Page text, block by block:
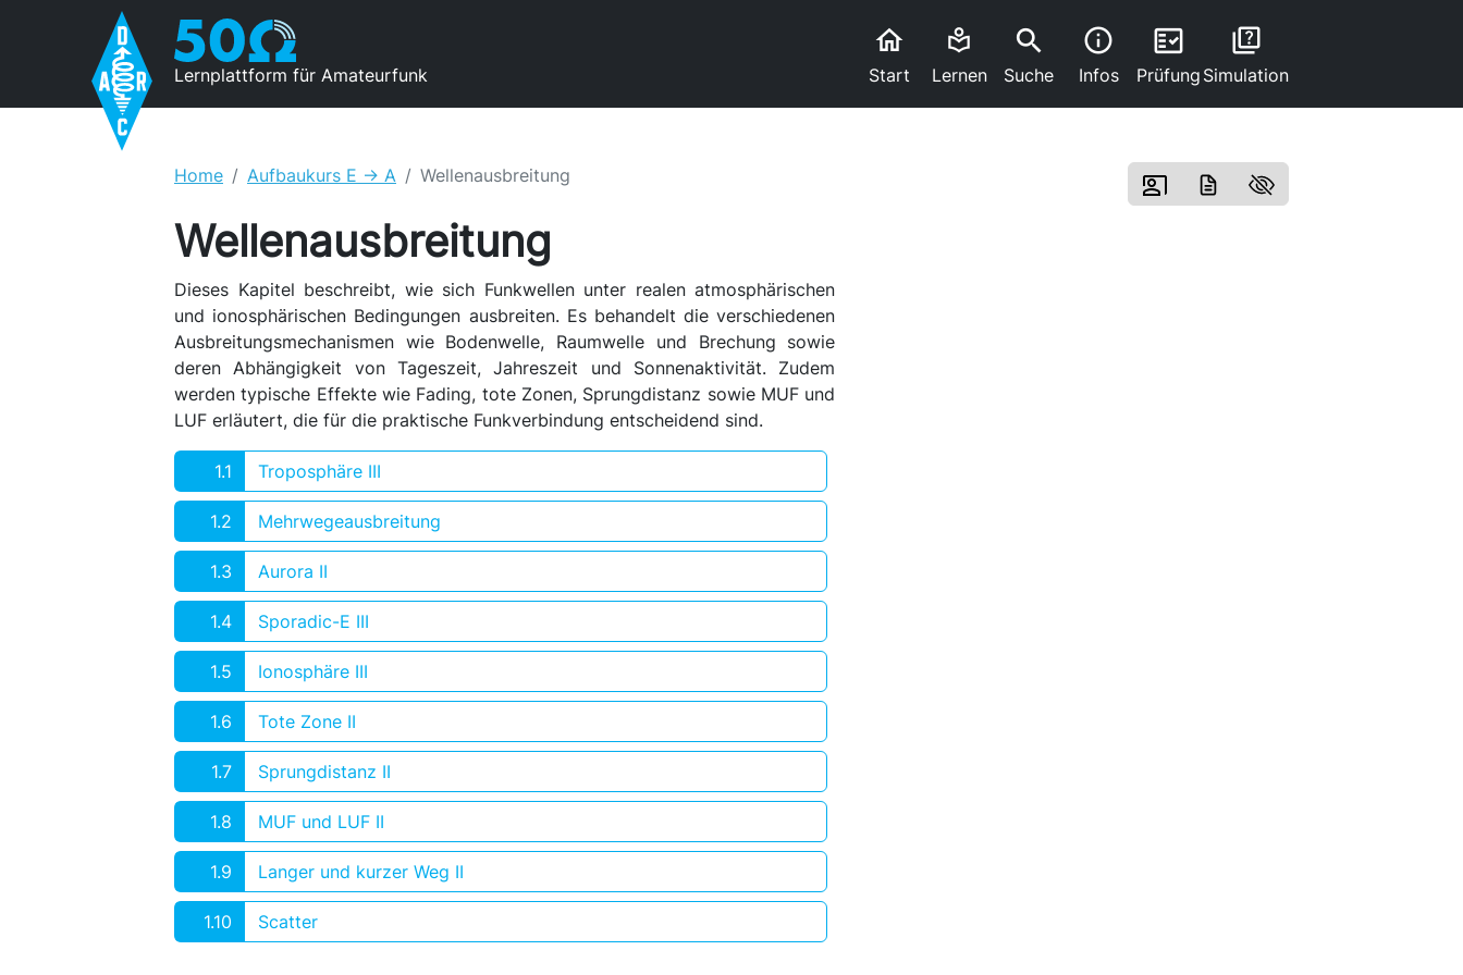
Lernplattform für Amateurfunk
home
Start
local_library
Lernen
search
Suche
info
Infos
fact_check
Prüfung
quiz
Simulation
Home Aufbaukurs E -> A Wellenausbreitung
Wellenausbreitung
Dieses Kapitel beschreibt, wie sich Funkwellen unter realen atmosphärischen
und ionosphärischen Bedingungen ausbreiten. Es behandelt die verschiedenen
Ausbreitungsmechanismen wie Bodenwelle, Raumwelle und Brechung sowie
deren Abhängigkeit von Tageszeit, Jahreszeit und Sonnenaktivität. Zudem
werden typische Effekte wie Fading, tote Zonen, Sprungdistanz sowie MUF und
LUF erläutert, die für die praktische Funkverbindung entscheidend sind.
1.1 Troposphäre III
1.2 Mehrwegeausbreitung
1.3 Aurora II
1.4 Sporadic-E III
1.5 Ionosphäre III
1.6 Tote Zone II
1.7 Sprungdistanz II
1.8 MUF und LUF II
1.9 Langer und kurzer Weg II
1.10 Scatter